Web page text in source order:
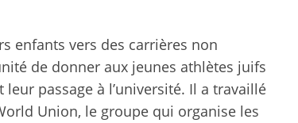
enfants vers des carrières non
de donner aux jeunes athlètes juifs
passage à l’université. Il a travaillé
Union, le groupe qui organise les